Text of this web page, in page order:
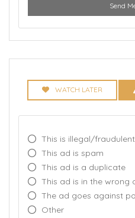
Send
WATCH LATER
This is illegal/fraudulent
This ad is spam
This ad is a duplicate
This ad is in the wrong
The ad goes against
Other